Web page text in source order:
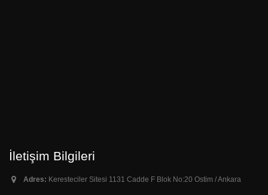
İletişim Bilgileri
Adres: Keresteciler Sitesi 1131 Cadde F Blok No:20 Ostim / Ankara